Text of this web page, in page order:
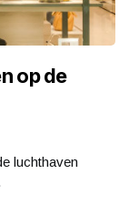
op de
luchthaven